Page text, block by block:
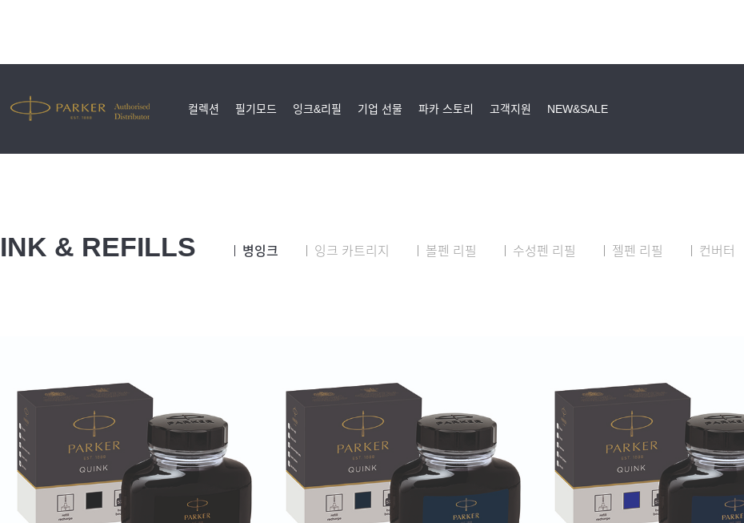
컬렉션 필기모드 잉크&리필 기업 선물 파카 스토리 고객지원 NEW&SALE
INK & REFILLS 병잉크 잉크 카트리지 볼펜 리필 수성펜 리필 젤펜 리필 컨버터